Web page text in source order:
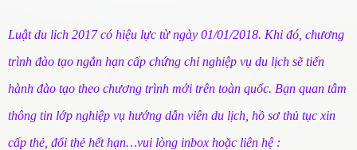
Luật du lich 2017 có hiệu lực từ ngày 01/01/2018. Khi đó, chương
trình đào tạo ngắn hạn cấp chứng chỉ nghiệp vụ du lịch sẽ tiến
hành đào tạo theo chương trình mới trên toàn quốc. Bạn quan tâm
thông tin lớp nghiệp vụ hướng dẫn viên du lịch, hồ sơ thủ tục xin
cấp thẻ, đổi thẻ hết hạn…vui lòng inbox hoặc liên hệ :